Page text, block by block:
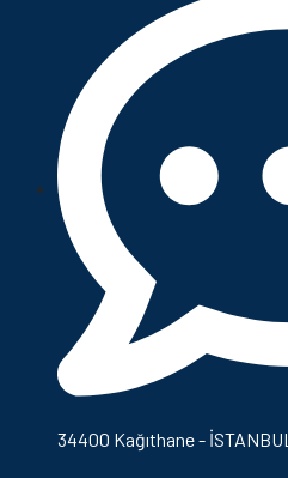
34400 Kağıthane - İSTANBUL